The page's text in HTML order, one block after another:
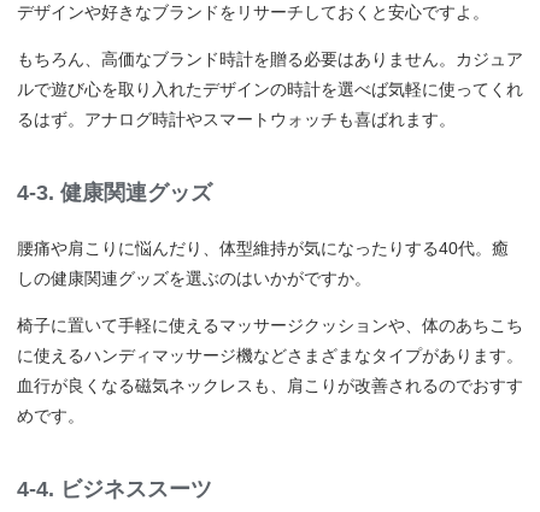
デザインや好きなブランドをリサーチしておくと安心ですよ。
もちろん、高価なブランド時計を贈る必要はありません。カジュア
ルで遊び心を取り入れたデザインの時計を選べば気軽に使ってくれ
るはず。アナログ時計やスマートウォッチも喜ばれます。
4-3. 健康関連グッズ
腰痛や肩こりに悩んだり、体型維持が気になったりする40代。癒
しの健康関連グッズを選ぶのはいかがですか。
椅子に置いて手軽に使えるマッサージクッションや、体のあちこち
に使えるハンディマッサージ機などさまざまなタイプがあります。
血行が良くなる磁気ネックレスも、肩こりが改善されるのでおすす
めです。
4-4. ビジネススーツ